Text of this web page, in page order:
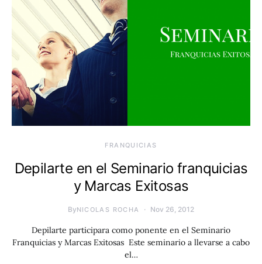
FRANQUICIAS
Depilarte en el Seminario franquicias
y Marcas Exitosas
ByNICOLAS ROCHA Nov 26, 2012
Depilarte participara como ponente en el Seminario
Franquicias y Marcas Exitosas Este seminario a llevarse a cabo
el…